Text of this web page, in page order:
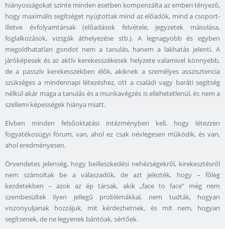
hiányosságokat szinte minden esetben kompenzálta az emberi tényező,
hogy maximális segítséget nyújtottak mind az előadók, mind a csoport-
illetve évfolyamtársak (előadások felvétele, jegyzetek másolása,
foglalkozások, vizsgák áthelyezése stb.). A legnagyobb és egyben
megoldhatatlan gondot nem a tanulás, hanem a lakhatás jelenti. A
járóképesek és az aktív kerekesszékesek helyzete valamivel könnyebb,
de a passzív kerekesszékben élők, akiknek a személyes asszisztencia
szükséges a mindennapi létezéshez, ott a családi vagy baráti segítség
nélkül akár maga a tanulás és a munkavégzés is ellehetetlenül, és nem a
szellemi képességek hiánya miatt.
Elvben minden felsőoktatási intézményben kell, hogy létezzen
fogyatékosügyi fórum, van, ahol ez csak névlegesen működik, és van,
ahol eredményesen.
Örvendetes jelenség, hogy beilleszkedési nehézségekről, kirekesztésről
nem számoltak be a válaszadók, de azt jelezték, hogy – főleg
kezdetekben – azok az ép társak, akik „face to face” még nem
szembesültek ilyen jellegű problémákkal, nem tudták, hogyan
viszonyuljanak hozzájuk, mit kérdezhetnek, és mit nem, hogyan
segítsenek, de ne legyenek bántóak, sértőek.